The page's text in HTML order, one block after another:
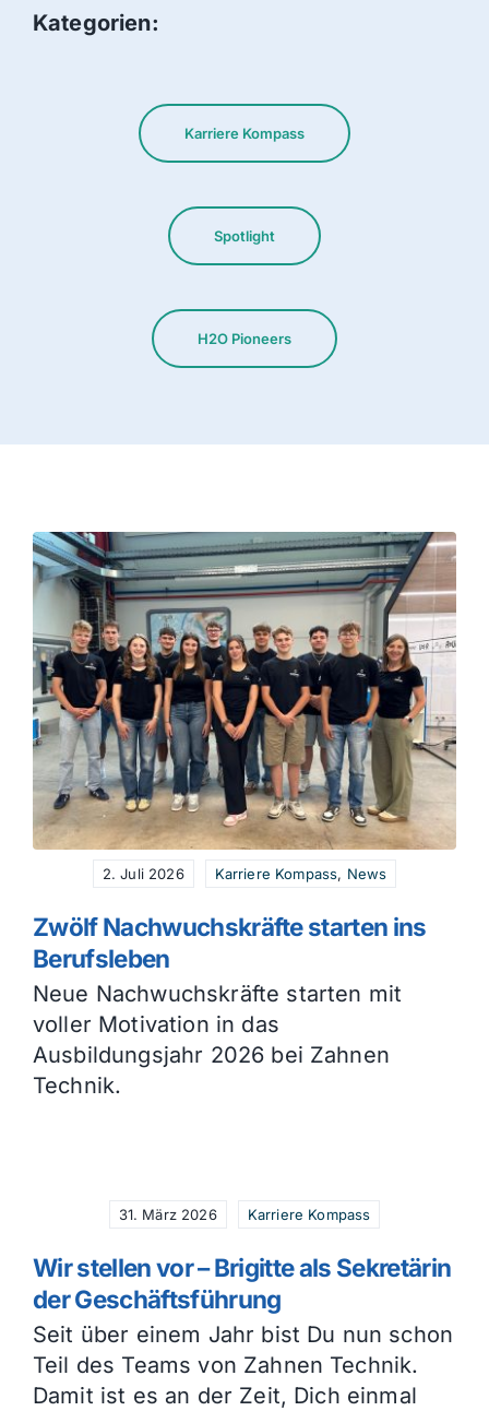
Kategorien:
Karriere Kompass
Spotlight
H2O Pioneers
2. Juli 2026 Karriere Kompass, News
Zwölf Nachwuchskräfte starten ins
Berufsleben
Neue Nachwuchskräfte starten mit
voller Motivation in das
Ausbildungsjahr 2026 bei Zahnen
Technik.
31. März 2026 Karriere Kompass
Wir stellen vor – Brigitte als Sekretärin
der Geschäftsführung
Seit über einem Jahr bist Du nun schon
Teil des Teams von Zahnen Technik.
Damit ist es an der Zeit, Dich einmal